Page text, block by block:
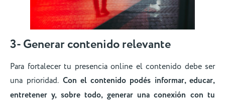
3- Generar contenido relevante
Para fortalecer tu presencia online el contenido debe ser
una prioridad. Con el contenido podés informar, educar,
entretener y, sobre todo, generar una conexión con tu